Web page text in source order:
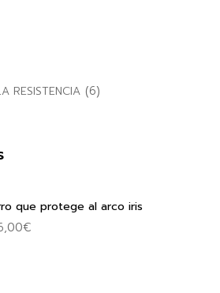
RESISTENCIA (6)
que protege al arco iris
€